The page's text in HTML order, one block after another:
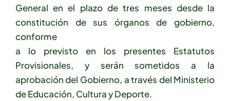
General en el plazo de tres meses desde la
constitución de sus órganos de gobierno,
conforme
a lo previsto en los presentes Estatutos
Provisionales, y serán sometidos a la
aprobación del Gobierno, a través del Ministerio
de Educación, Cultura y Deporte.